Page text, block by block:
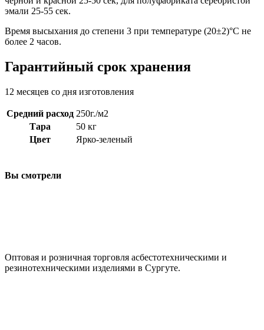
эмали 25-55 сек.
Время высыхания до степени 3 при температуре (20±2)°C не
более 2 часов.
Гарантийный срок хранения
12 месяцев со дня изготовления
Средний расход 250г./м2
Тара
50 кг
Цвет
Ярко-зеленый
Вы смотрели
Оптовая и розничная торговля асбестотехническими и
резинотехническими изделиями в Сургуте.